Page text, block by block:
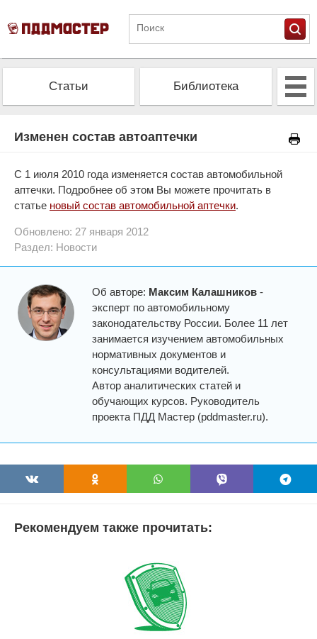
Статьи Библиотека
Проверить штрафы Калькулятор ОСАГО
Изменен состав автоаптечки
С 1 июля 2010 года изменяется состав автомобильной
аптечки. Подробнее об этом Вы можете прочитать в
статье новый состав автомобильной аптечки.
Обновлено: 27 января 2012
Раздел: Новости
Об авторе: Максим Калашников -
эксперт по автомобильному
законодательству России. Более 11 лет
занимается изучением автомобильных
нормативных документов и
консультациями водителей.
Автор аналитических статей и
обучающих курсов. Руководитель
проекта ПДД Мастер (pddmaster.ru).
Рекомендуем также прочитать: